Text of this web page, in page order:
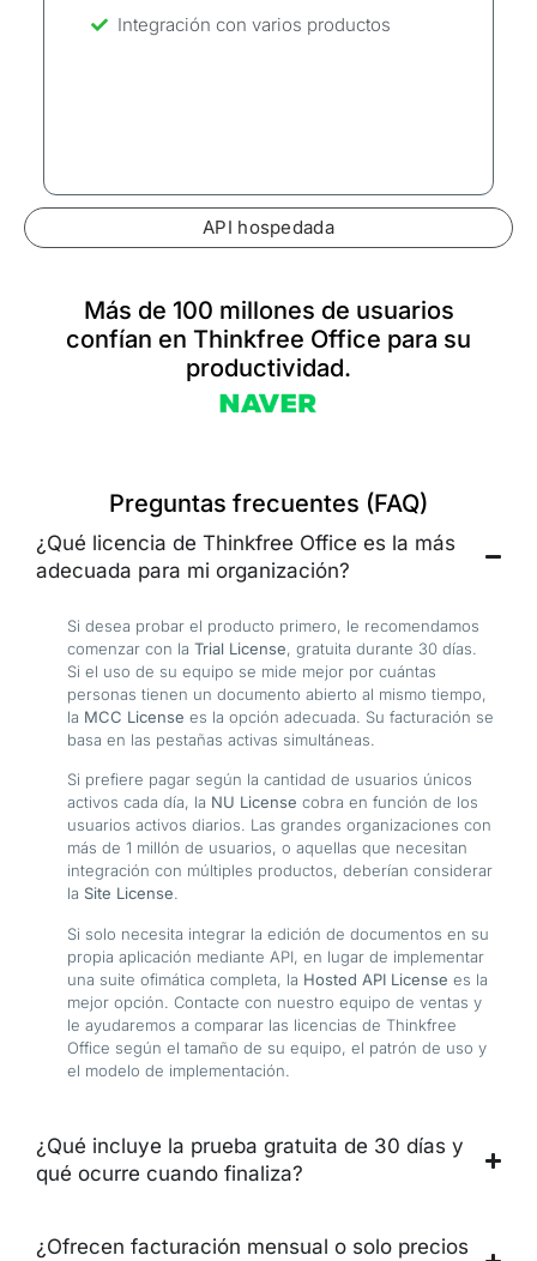
API hospedada
Integración con varios productos
Más de 100 millones de usuarios
confían en Thinkfree Office para su
productividad.
Preguntas frecuentes (FAQ)
¿Qué licencia de Thinkfree Office es la más
adecuada para mi organización?
Si desea probar el producto primero, le recomendamos
comenzar con la Trial License, gratuita durante 30 días.
Si el uso de su equipo se mide mejor por cuántas
personas tienen un documento abierto al mismo tiempo,
la MCC License es la opción adecuada. Su facturación se
basa en las pestañas activas simultáneas.
Si prefiere pagar según la cantidad de usuarios únicos
activos cada día, la NU License cobra en función de los
usuarios activos diarios. Las grandes organizaciones con
más de 1 millón de usuarios, o aquellas que necesitan
integración con múltiples productos, deberían considerar
la Site License.
Si solo necesita integrar la edición de documentos en su
propia aplicación mediante API, en lugar de implementar
una suite ofimática completa, la Hosted API License es la
mejor opción. Contacte con nuestro equipo de ventas y
le ayudaremos a comparar las licencias de Thinkfree
Office según el tamaño de su equipo, el patrón de uso y
el modelo de implementación.
¿Qué incluye la prueba gratuita de 30 días y
qué ocurre cuando finaliza?
¿Ofrecen facturación mensual o solo precios